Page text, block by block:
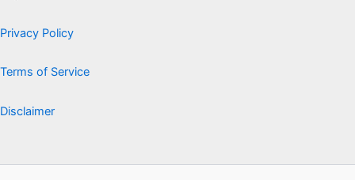
Privacy Policy
Terms of Service
Disclaimer